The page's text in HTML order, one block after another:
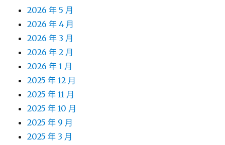
2026 年 5 月
2026 年 4 月
2026 年 3 月
2026 年 2 月
2026 年 1 月
2025 年 12 月
2025 年 11 月
2025 年 10 月
2025 年 9 月
2025 年 3 月